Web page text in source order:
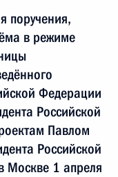
поручения,
в режиме
Федерации
Российской
Павлом
Российской
Москве 1 апреля